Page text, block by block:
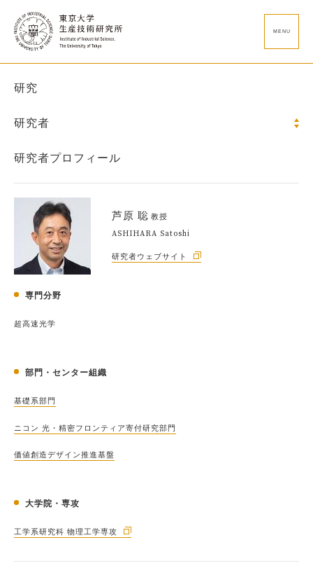
MENU
研究
研究者
研究者プロフィール
芦原 聡 教授
ASHIHARA Satoshi
研究者ウェブサイト
専門分野
超高速光学
部門・センター組織
基礎系部門
ニコン 光・精密フロンティア寄付研究部門
価値創造デザイン推進基盤
大学院・専攻
工学系研究科 物理工学専攻